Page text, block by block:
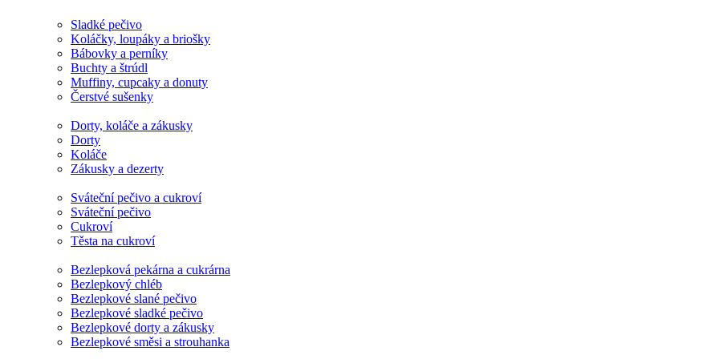
Sladké pečivo
Koláčky, loupáky a briošky
Bábovky a perníky
Buchty a štrúdl
Muffiny, cupcaky a donuty
Čerstvé sušenky
Dorty, koláče a zákusky
Dorty
Koláče
Zákusky a dezerty
Sváteční pečivo a cukroví
Sváteční pečivo
Cukroví
Těsta na cukroví
Bezlepková pekárna a cukrárna
Bezlepkový chléb
Bezlepkové slané pečivo
Bezlepkové sladké pečivo
Bezlepkové dorty a zákusky
Bezlepkové směsi a strouhanka